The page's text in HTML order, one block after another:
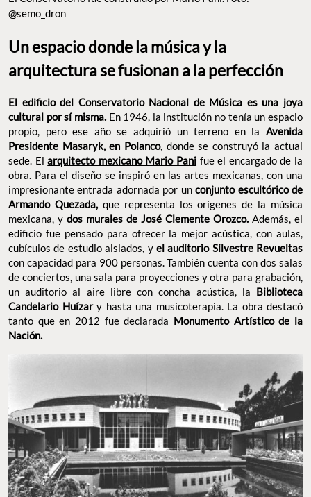
@semo_dron
Un espacio donde la música y la
arquitectura se fusionan a la perfección
El edificio del Conservatorio Nacional de Música es una joya
cultural por sí misma.En 1946, la institución no tenía un espacio
propio, pero ese año se adquirió un terreno en la Avenida
Presidente Masaryk, en Polanco, donde se construyó la actual
sede. El arquitecto mexicano Mario Pani fue el encargado de la
obra. Para el diseño se inspiró en las artes mexicanas, con una
impresionante entrada adornada por unconjunto escultórico de
Armando Quezada,que representa los orígenes de la música
mexicana, y dos murales de José Clemente Orozco. Además, el
edificio fue pensado para ofrecer la mejor acústica, con aulas,
cubículos de estudio aislados, y el auditorio Silvestre Revueltas
con capacidad para 900 personas. También cuenta con dos salas
de conciertos, una sala para proyecciones y otra para grabación,
un auditorio al aire libre con concha acústica, la Biblioteca
Candelario Huízary hasta una musicoterapia. La obra destacó
tanto que en 2012 fue declarada Monumento Artístico de la
Nación.